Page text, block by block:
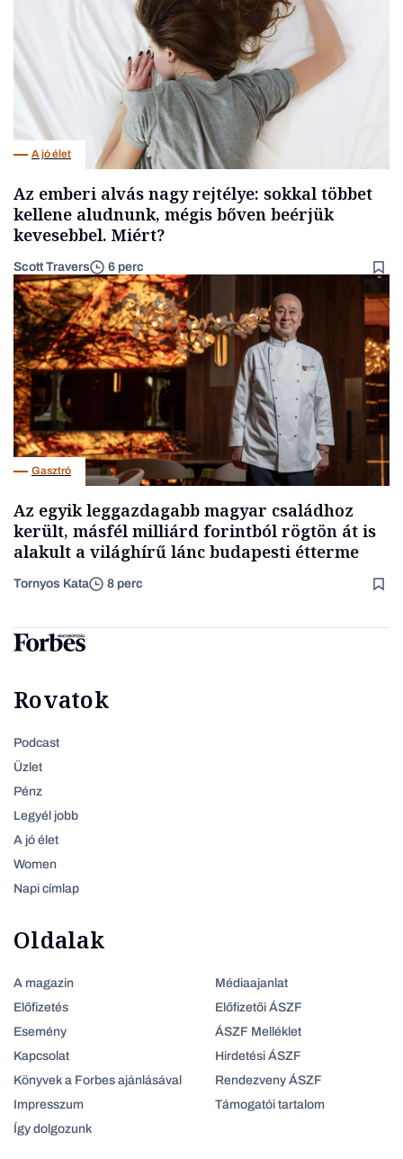
A jó élet
Az emberi alvás nagy rejtélye: sokkal többet
kellene aludnunk, mégis bőven beérjük
kevesebbel. Miért?
Scott Travers 6 perc
Gasztró
Az egyik leggazdagabb magyar családhoz
került, másfél milliárd forintból rögtön át is
alakult a világhírű lánc budapesti étterme
Tornyos Kata 8 perc
Rovatok
Podcast
Üzlet
Pénz
Legyél jobb
A jó élet
Women
Napi címlap
Oldalak
A magazin
Előfizetés
Esemény
Kapcsolat
Könyvek a Forbes ajánlásával
Impresszum
Így dolgozunk
Médiaajanlat
Előfizetői ÁSZF
ÁSZF Melléklet
Hirdetési ÁSZF
Rendezveny ÁSZF
Támogatói tartalom